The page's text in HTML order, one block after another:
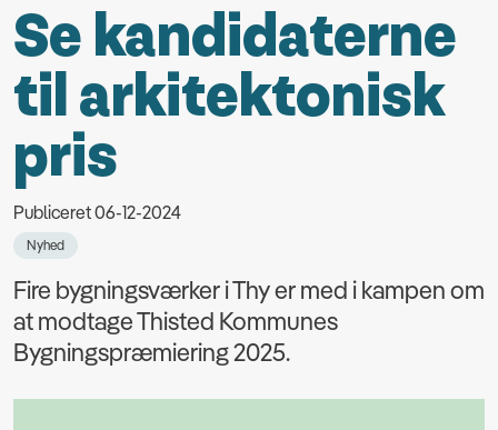
Se kandidaterne
til arkitektonisk
pris
Publiceret 06-12-2024
Nyhed
Fire bygningsværker i Thy er med i kampen om
at modtage Thisted Kommunes
Bygningspræmiering 2025.